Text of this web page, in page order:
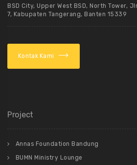
BSD City, Upper West BSD, North Tower,
7, Kabupaten Tangerang, Banten 15339
Kontak Kami
Project
Annas Foundation Bandung
BUMN Ministry Lounge